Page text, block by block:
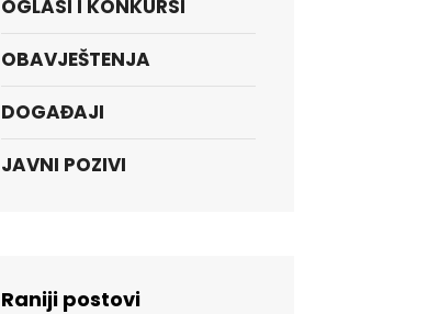
OGLASI I KONKURSI
OBAVJEŠTENJA
DOGAĐAJI
JAVNI POZIVI
Raniji postovi